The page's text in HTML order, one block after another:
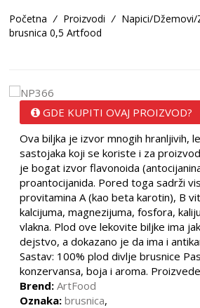
Početna / Proizvodi / Napici/Džemovi/
brusnica 0,5 Artfood
GDE KUPITI OVAJ PROIZVOD?
Ova biljka je izvor mnogih hranljivih,
sastojaka koji se koriste i za
je bogat izvor flavonoida
proantocijanida. Pored toga sadrži
provitamina A (kao beta karotin), B
kalcijuma, magnezijuma, fosfora,
vlakna. Plod ove lekovite biljke ima
dejstvo, a dokazano je da ima i
Sastav: 100% plod divlje brusnice
konzervansa, boja i aroma.
Brend: ArtFood
Oznaka: brusnica,